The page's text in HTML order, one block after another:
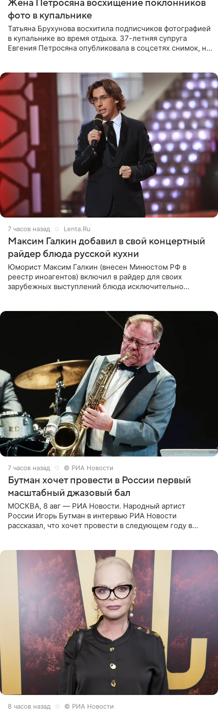
Жена Петросяна восхищение поклонников
фото в купальнике
Татьяна Брухунова восхитила подписчиков фотографией
в купальнике во время отдыха. 37-летняя супруга
Евгения Петросяна опубликовала в соцсетях снимок, на
7 часов назад Lenta.Ru
Максим Галкин добавил в свой концертный
райдер блюда русской кухни
Юморист Максим Галкин (внесен Минюстом РФ в
реестр иноагентов) включил в райдер для своих
зарубежных выступлений блюда исключительно
7 часов назад © РИА Новости
Бутман хочет провести в России первый
масштабный джазовый бал
МОСКВА, 8 авг — РИА Новости. Народный артист
России Игорь Бутман в интервью РИА Новости
рассказал, что хочет провести в следующем году в
8 часов назад © РИА Новости